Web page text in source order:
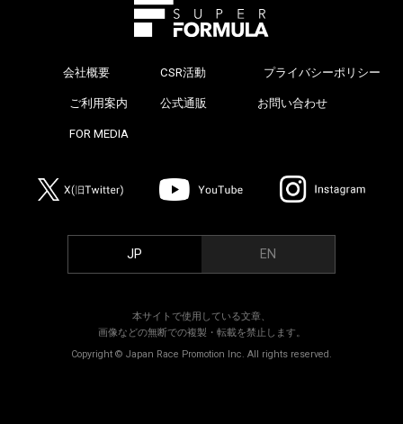
会社概要 CSR活動 プライバシーポリシー
ご利用案内 公式通販 お問い合わせ
FOR MEDIA
JP EN
本サイトで使用している文章、
画像などの無断での複製・転載を禁止します。
Copyright © Japan Race Promotion Inc. All rights reserved.